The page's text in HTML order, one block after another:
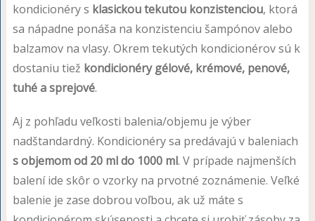
kondicionéry s klasickou tekutou konzistenciou, ktorá
sa nápadne ponáša na konzistenciu šampónov alebo
balzamov na vlasy. Okrem tekutých kondicionérov sú k
dostaniu tiež kondicionéry gélové, krémové, penové,
tuhé a sprejové.
Aj z pohľadu veľkosti balenia/objemu je výber
nadštandardný. Kondicionéry sa predávajú v baleniach
s objemom od 20 ml do 1000 ml. V prípade najmenších
balení ide skôr o vzorky na prvotné zoznámenie. Veľké
balenie je zase dobrou voľbou, ak už máte s